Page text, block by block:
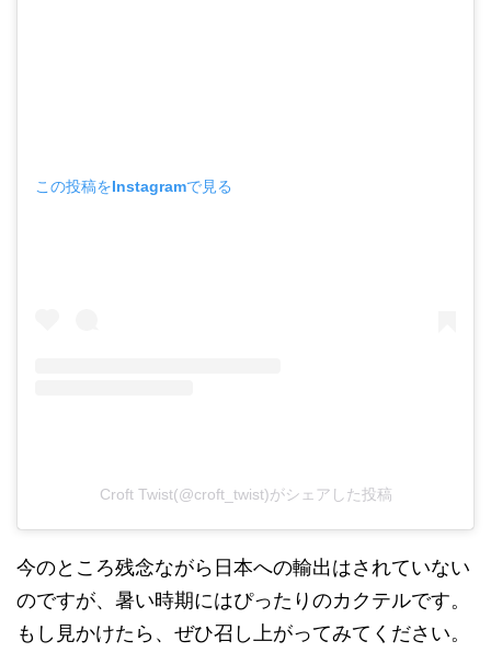
この投稿をInstagramで見る
Croft Twist(@croft_twist)がシェアした投稿
今のところ残念ながら日本への輸出はされていない
のですが、暑い時期にはぴったりのカクテルです。
もし見かけたら、ぜひ召し上がってみてください。